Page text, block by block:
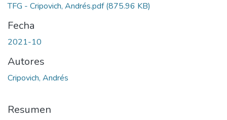
TFG - Cripovich, Andrés.pdf(875.96 KB)
Fecha
2021-10
Autores
Cripovich, Andrés
Resumen